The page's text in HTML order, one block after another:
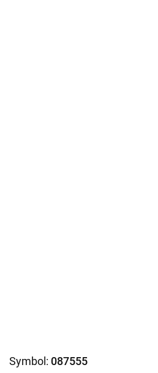
Symbol: 087555